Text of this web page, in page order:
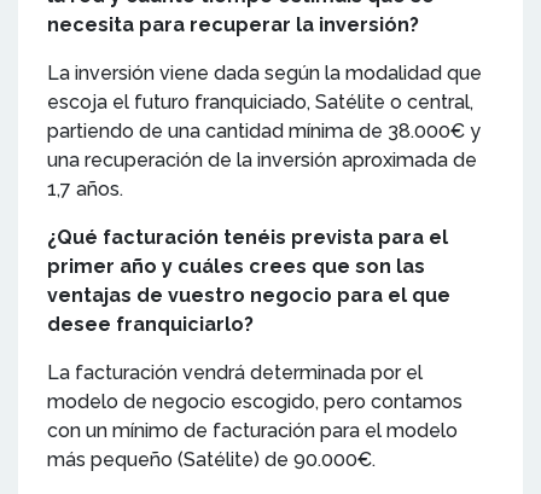
necesita para recuperar la inversión?
La inversión viene dada según la modalidad que
escoja el futuro franquiciado, Satélite o central,
partiendo de una cantidad mínima de 38.000€ y
una recuperación de la inversión aproximada de
1,7 años.
¿Qué facturación tenéis prevista para el
primer año y cuáles crees que son las
ventajas de vuestro negocio para el que
desee franquiciarlo?
La facturación vendrá determinada por el
modelo de negocio escogido, pero contamos
con un mínimo de facturación para el modelo
más pequeño (Satélite) de 90.000€.